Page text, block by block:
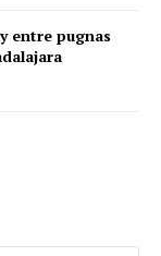
entre pugnas